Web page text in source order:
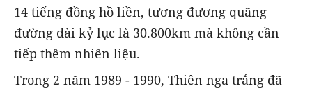
14 tiếng đồng hồ liền, tương đương quãng
đường dài kỷ lục là 30.800km mà không cần
tiếp thêm nhiên liệu.
Trong 2 năm 1989 - 1990, Thiên nga trắng đã